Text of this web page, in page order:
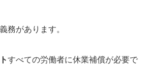
務があります。
すべての労働者に休業補償が必要で